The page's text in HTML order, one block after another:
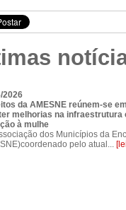
2026
da AMESNE reúnem-se
melhorias na infraestrutura
à mulhe
dos Municípios da
pelo atual...